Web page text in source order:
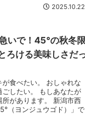
2025.10.22
いで！45°の秋冬限
ろける美味しさだ
食べたい。 おしゃれな
したい。 もしあなたが
があります。 新潟市西
（ヨンジュウゴド）」で